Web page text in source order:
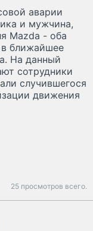
аварии
и мужчина,
Mazda - оба
в ближайшее
На данный
сотрудники
случившегося
движения
25 просмотров всего.